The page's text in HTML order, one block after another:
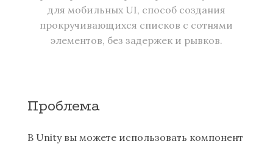
для мобильных UI, способ создания
прокручивающихся списков с сотнями
элементов, без задержек и рывков.
Проблема
В Unity вы можете использовать компонент